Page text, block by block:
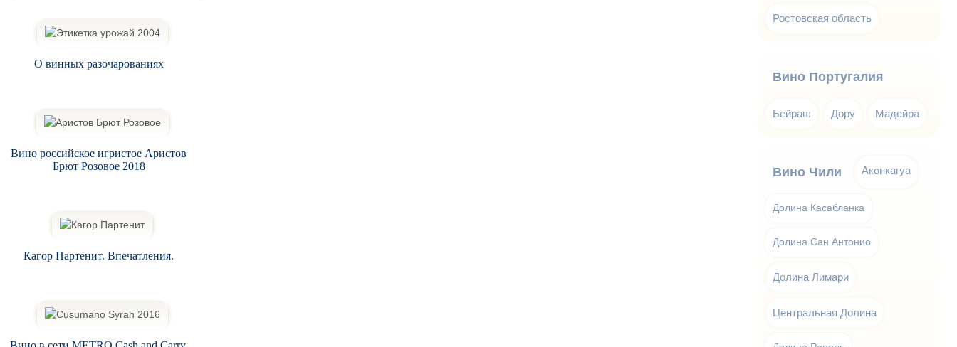
О винных разочарованиях
Вино российское игристое Аристов
Брют Розовое 2018
Кагор Партенит. Впечатления.
Ростовская область
Вино Португалия
Бейраш Дору Мадейра
Вино Чили Аконкагуа
Долина Касабланка
Долина Сан Антонио
Долина Лимари
Центральная Долина